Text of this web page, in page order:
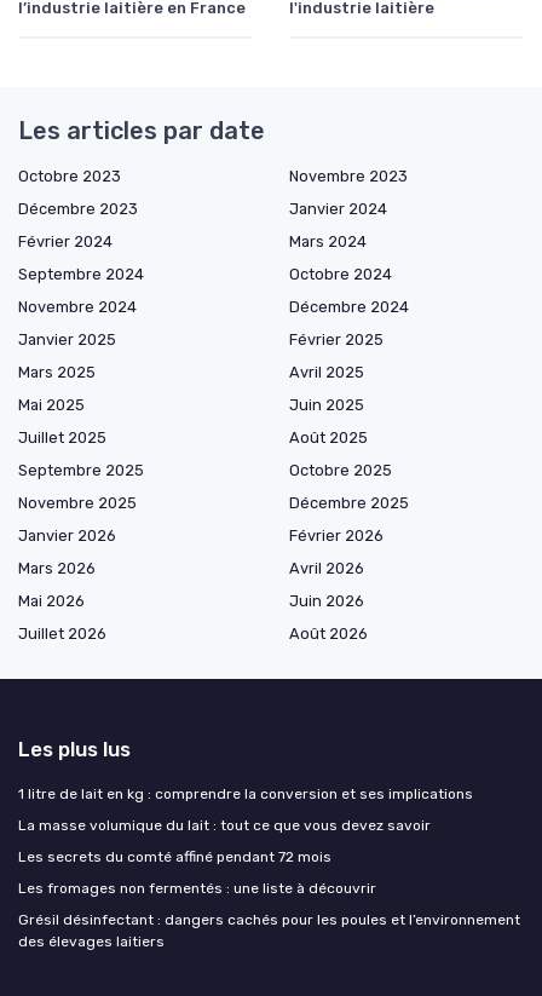
l’industrie laitière en France
l'industrie laitière
Les articles par date
Octobre 2023
Novembre 2023
Décembre 2023
Janvier 2024
Février 2024
Mars 2024
Septembre 2024
Octobre 2024
Novembre 2024
Décembre 2024
Janvier 2025
Février 2025
Mars 2025
Avril 2025
Mai 2025
Juin 2025
Juillet 2025
Août 2025
Septembre 2025
Octobre 2025
Novembre 2025
Décembre 2025
Janvier 2026
Février 2026
Mars 2026
Avril 2026
Mai 2026
Juin 2026
Juillet 2026
Août 2026
Les plus lus
1 litre de lait en kg : comprendre la conversion et ses implications
La masse volumique du lait : tout ce que vous devez savoir
Les secrets du comté affiné pendant 72 mois
Les fromages non fermentés : une liste à découvrir
Grésil désinfectant : dangers cachés pour les poules et l’environnement
des élevages laitiers